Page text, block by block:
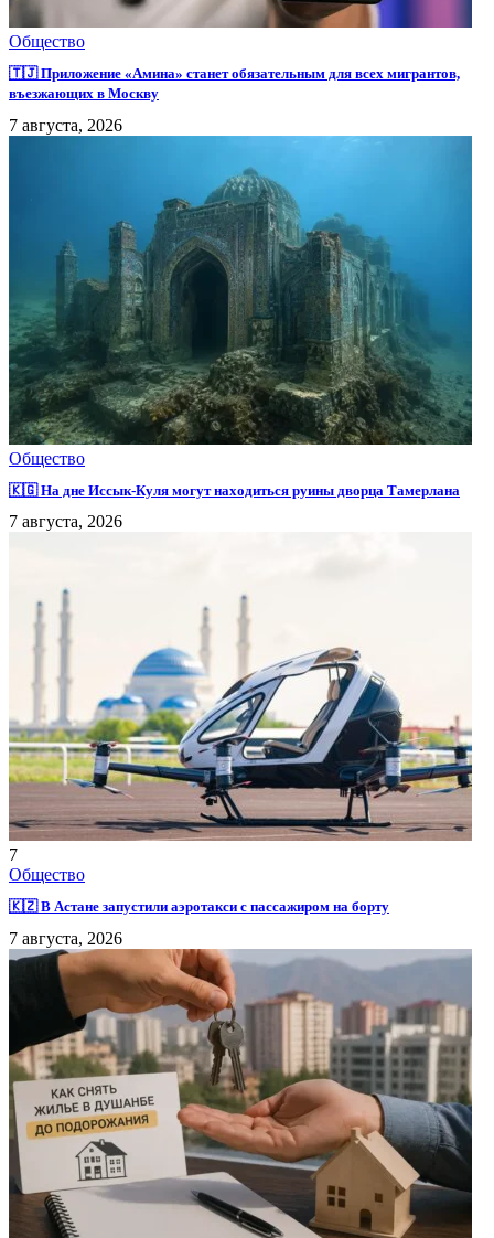
Общество
🇹🇯 Приложение «Амина» станет обязательным для всех мигрантов,
въезжающих в Москву
7 августа, 2026
Общество
🇰🇬 На дне Иссык-Куля могут находиться руины дворца Тамерлана
7 августа, 2026
7
Общество
🇰🇿 В Астане запустили аэротакси с пассажиром на борту
7 августа, 2026